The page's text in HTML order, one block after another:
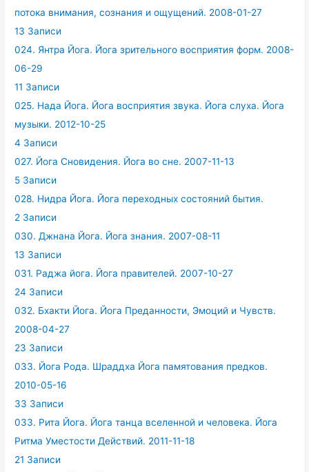
потока внимания, сознания и ощущений. 2008-01-27
13 Записи
024. Янтра Йога. Йога зрительного восприятия форм. 2008-
06-29
11 Записи
025. Нада Йога. Йога восприятия звука. Йога слуха. Йога
музыки. 2012-10-25
4 Записи
027. Йога Сновидения. Йога во сне. 2007-11-13
5 Записи
028. Нидра Йога. Йога переходных состояний бытия.
2 Записи
030. Джнана Йога. Йога знания. 2007-08-11
13 Записи
031. Раджа йога. Йога правителей. 2007-10-27
24 Записи
032. Бхакти Йога. Йога Преданности, Эмоций и Чувств.
2008-04-27
23 Записи
033. Йога Рода. Шраддха Йога памятования предков.
2010-05-16
33 Записи
033. Рита Йога. Йога танца вселенной и человека. Йога
Ритма Уместости Действий. 2011-11-18
21 Записи